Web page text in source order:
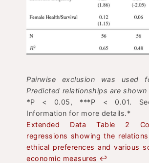
Pairwise exclusion was used
Predicted relationships are shown
*P < 0.05, ***P < 0.01. See
Information for more details.*
Extended Data Table 2
regressions showing the
ethical preferences and various
economic measures ↩